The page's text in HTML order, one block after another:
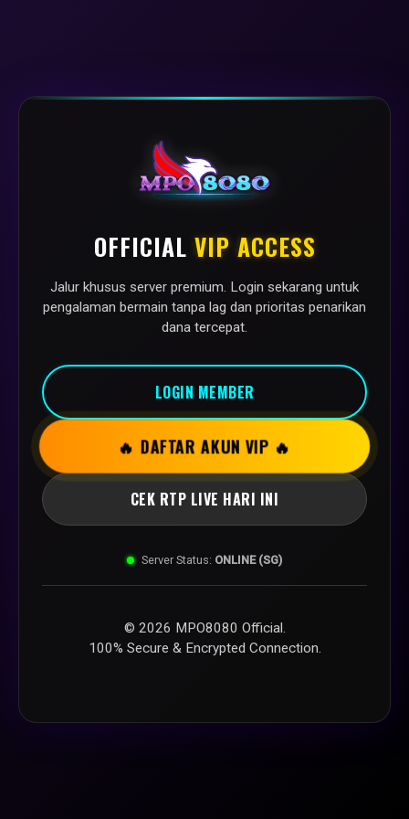
OFFICIAL VIP ACCESS
Jalur khusus server premium. Login sekarang untuk
pengalaman bermain tanpa lag dan prioritas penarikan
dana tercepat.
LOGIN MEMBER
🔥 DAFTAR AKUN VIP 🔥
CEK RTP LIVE HARI INI
Server Status: ONLINE (SG)
© 2026 MPO8080 Official.
100% Secure & Encrypted Connection.